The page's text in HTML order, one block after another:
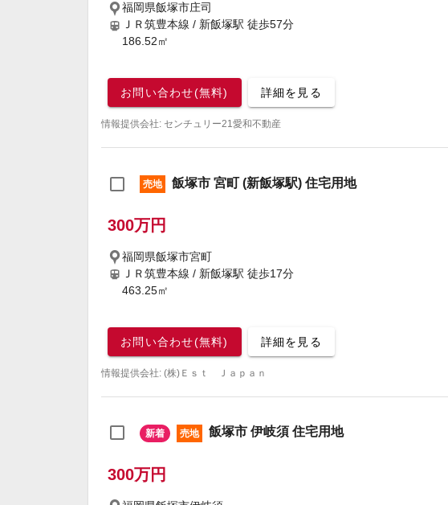
福岡県飯塚市庄司
ＪＲ筑豊本線 / 新飯塚駅 徒歩57分
186.52㎡
お問い合わせ(無料) 詳細を見る
情報提供会社: センチュリー21愛和不動産
売地 飯塚市 宮町 (新飯塚駅) 住宅用地
300万円
福岡県飯塚市宮町
ＪＲ筑豊本線 / 新飯塚駅 徒歩17分
463.25㎡
お問い合わせ(無料) 詳細を見る
情報提供会社: (株)Ｅｓｔ Ｊａｐａｎ
新着 売地 飯塚市 伊岐須 住宅用地
300万円